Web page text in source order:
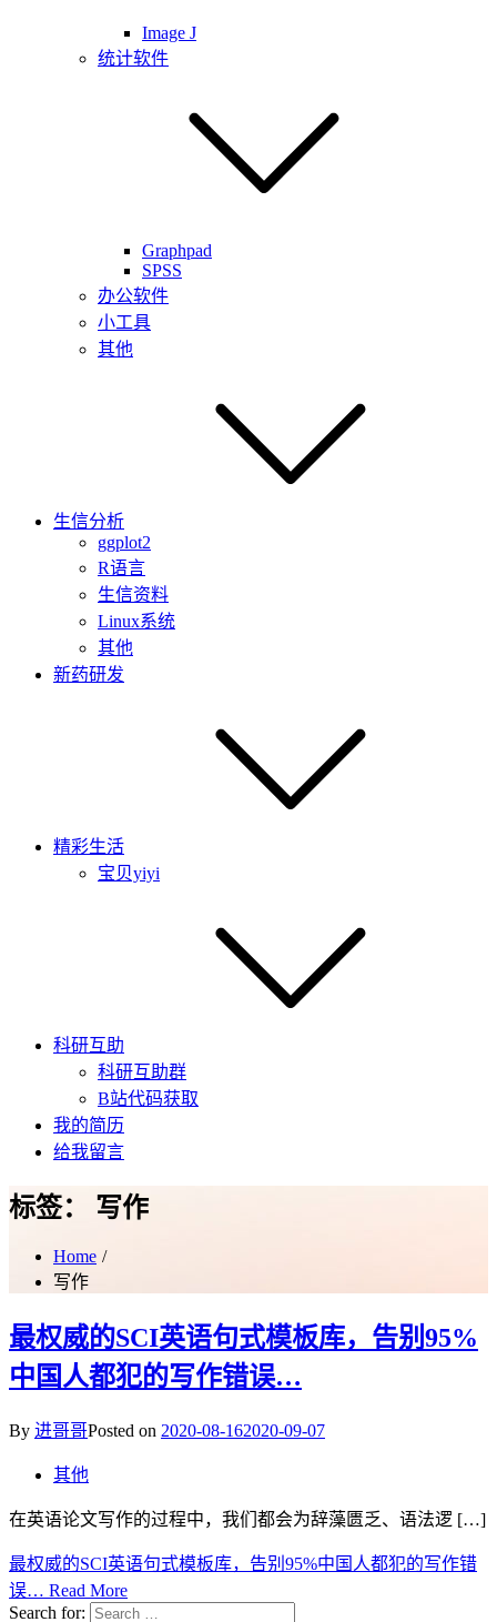
Image J
统计软件
Graphpad
SPSS
办公软件
小工具
其他
生信分析
ggplot2
R语言
生信资料
Linux系统
其他
新药研发
精彩生活
宝贝yiyi
科研互助
科研互助群
B站代码获取
我的简历
给我留言
标签： 写作
Home
写作
最权威的SCI英语句式模板库，告别95%
中国人都犯的写作错误…
By 进哥哥Posted on 2020-08-162020-09-07
其他
在英语论文写作的过程中，我们都会为辞藻匮乏、语法逻 […]
最权威的SCI英语句式模板库，告别95%中国人都犯的写作错
误… Read More
Search for: